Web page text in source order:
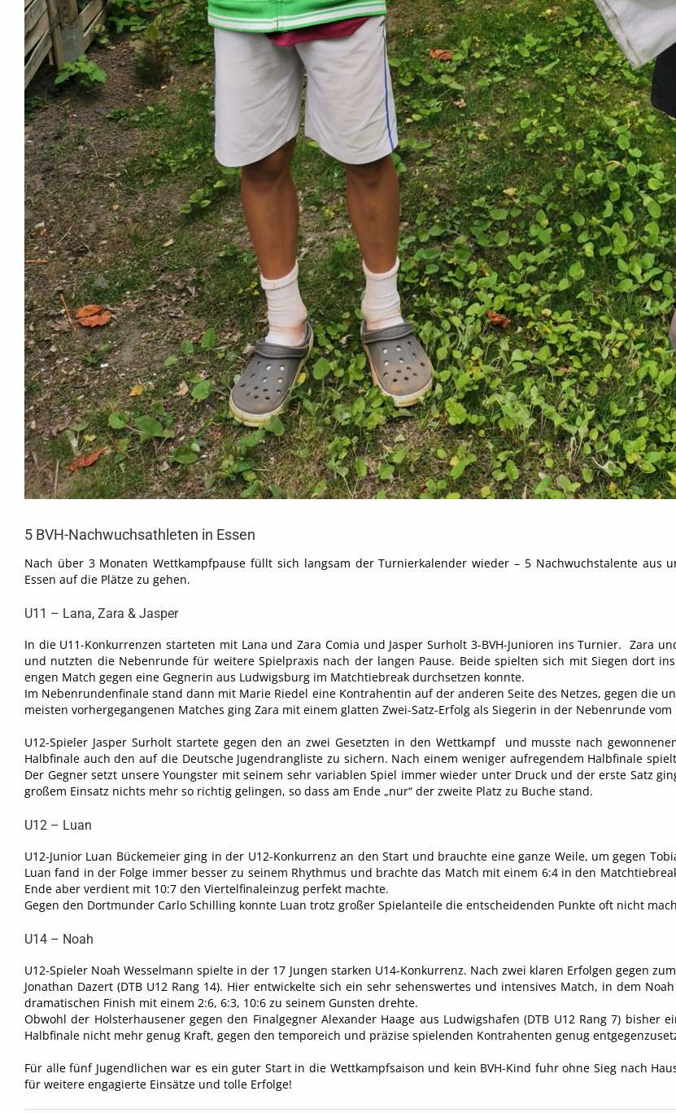
5 BVH-Nachwuchsathleten in Essen
Nach über 3 Monaten Wettkampfpause füllt sich langsam der Turnierkalender wieder – 5 Nachwuchstalente aus
Essen auf die Plätze zu gehen.
U11 – Lana, Zara & Jasper
In die U11-Konkurrenzen starteten mit Lana und Zara Comia und Jasper Surholt 3-BVH-Junioren ins Turnier. Zara
und nutzten die Nebenrunde für weitere Spielpraxis nach der langen Pause. Beide spielten sich mit Siegen dort
engen Match gegen eine Gegnerin aus Ludwigsburg im Matchtiebreak durchsetzen konnte.
Im Nebenrundenfinale stand dann mit Marie Riedel eine Kontrahentin auf der anderen Seite des Netzes, gegen die
meisten vorhergegangenen Matches ging Zara mit einem glatten Zwei-Satz-Erfolg als Siegerin in der Nebenrunde vom
U12-Spieler Jasper Surholt startete gegen den an zwei Gesetzten in den Wettkampf und musste nach
Halbfinale auch den auf die Deutsche Jugendrangliste zu sichern. Nach einem weniger aufregendem Halbfinale
Der Gegner setzt unsere Youngster mit seinem sehr variablen Spiel immer wieder unter Druck und der erste Satz
großem Einsatz nichts mehr so richtig gelingen, so dass am Ende „nur“ der zweite Platz zu Buche stand.
U12 – Luan
U12-Junior Luan Bückemeier ging in der U12-Konkurrenz an den Start und brauchte eine ganze Weile, um gegen
Luan fand in der Folge immer besser zu seinem Rhythmus und brachte das Match mit einem 6:4 in den
Ende aber verdient mit 10:7 den Viertelfinaleinzug perfekt machte.
Gegen den Dortmunder Carlo Schilling konnte Luan trotz großer Spielanteile die entscheidenden Punkte oft nicht
U14 – Noah
U12-Spieler Noah Wesselmann spielte in der 17 Jungen starken U14-Konkurrenz. Nach zwei klaren Erfolgen gegen
Jonathan Dazert (DTB U12 Rang 14). Hier entwickelte sich ein sehr sehenswertes und intensives Match, in dem
dramatischen Finish mit einem 2:6, 6:3, 10:6 zu seinem Gunsten drehte.
Obwohl der Holsterhausener gegen den Finalgegner Alexander Haage aus Ludwigshafen (DTB U12 Rang 7)
Halbfinale nicht mehr genug Kraft, gegen den temporeich und präzise spielenden Kontrahenten genug
Für alle fünf Jugendlichen war es ein guter Start in die Wettkampfsaison und kein BVH-Kind fuhr ohne Sieg nach
für weitere engagierte Einsätze und tolle Erfolge!